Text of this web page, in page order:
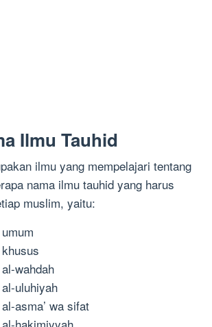
Ilmu Tauhid
ilmu yang mempelajari tentang
nama ilmu tauhid yang harus
muslim, yaitu:
wahdah
uluhiyah
asma’ wa sifat